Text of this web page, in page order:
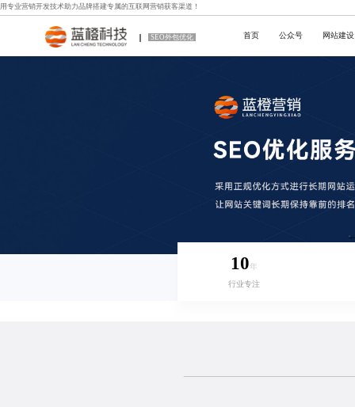
用专业营销开发技术助力品牌搭建专属的互联网营销获客渠道！
SEO外包优化 首页 公众号 网站建设
10年
行业专注